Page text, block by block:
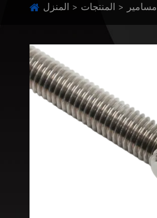
المنزل المنتجات مسامير